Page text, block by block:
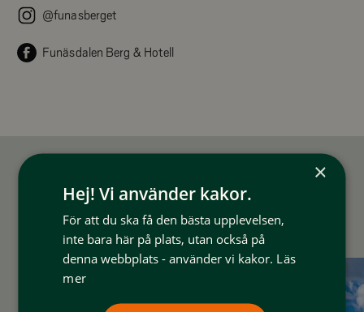
@funasberget
Funäsdalen Berg & Hotell
Mer runt Funäsdalsberget
×
Hej! Vi använder kakor.
För att du ska få den bästa upplevelsen,
inte bara här på plats, utan också på
denna webbplats - använder vi kakor. Läs
mer